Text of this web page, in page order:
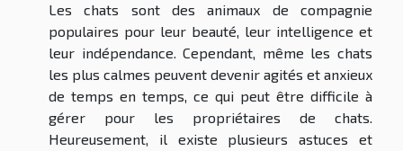
Les chats sont des animaux de compagnie
populaires pour leur beauté, leur intelligence et
leur indépendance. Cependant, même les chats
les plus calmes peuvent devenir agités et anxieux
de temps en temps, ce qui peut être difficile à
gérer pour les propriétaires de chats.
Heureusement, il existe plusieurs astuces et